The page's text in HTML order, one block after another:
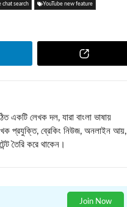
chat search YouTube new feature
একটি লেখক দল, যারা বাংলা ভাষায়
প্রযুক্তি, ব্রেকিং নিউজ, অনলাইন আয়,
তৈরি করে থাকেন।
Join Now